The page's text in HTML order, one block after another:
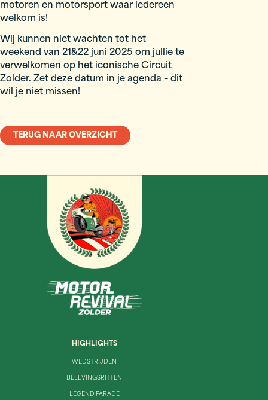
motoren en motorsport waar iedereen
welkom is!
Wij kunnen niet wachten tot het
weekend van 21&22 juni 2025 om jullie te
verwelkomen op het iconische Circuit
Zolder. Zet deze datum in je agenda – dit
wil je niet missen!
TERUG NAAR OVERZICHT
HIGHLIGHTS
WEDSTRIJDEN
BELEVINGSRITTEN
LEGEND PARADE